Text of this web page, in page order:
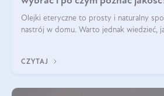
Olejki eteryczne to prosty i naturalny
nastrój w domu. Warto jednak wiedzieć,
kryteria wyboru!
CZYTAJ